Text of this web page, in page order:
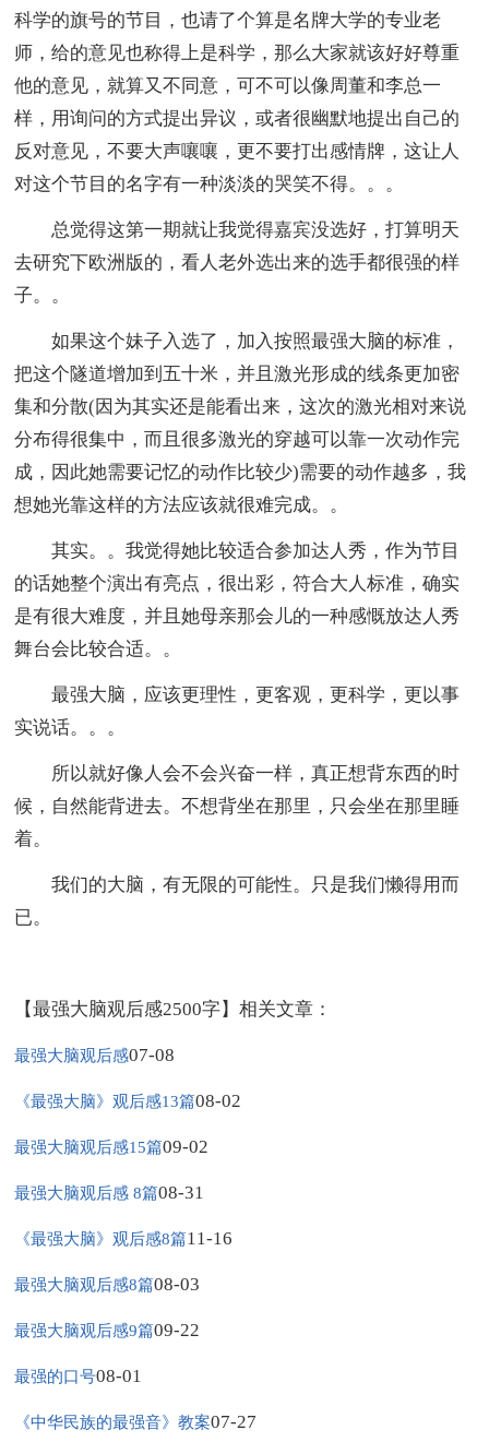
科学的旗号的节目，也请了个算是名牌大学的专业老
师，给的意见也称得上是科学，那么大家就该好好尊重
他的意见，就算又不同意，可不可以像周董和李总一
样，用询问的方式提出异议，或者很幽默地提出自己的
反对意见，不要大声嚷嚷，更不要打出感情牌，这让人
对这个节目的名字有一种淡淡的哭笑不得。。。
总觉得这第一期就让我觉得嘉宾没选好，打算明天
去研究下欧洲版的，看人老外选出来的选手都很强的样
子。。
如果这个妹子入选了，加入按照最强大脑的标准，
把这个隧道增加到五十米，并且激光形成的线条更加密
集和分散(因为其实还是能看出来，这次的激光相对来说
分布得很集中，而且很多激光的穿越可以靠一次动作完
成，因此她需要记忆的动作比较少)需要的动作越多，我
想她光靠这样的方法应该就很难完成。。
其实。。我觉得她比较适合参加达人秀，作为节目
的话她整个演出有亮点，很出彩，符合大人标准，确实
是有很大难度，并且她母亲那会儿的一种感慨放达人秀
舞台会比较合适。。
最强大脑，应该更理性，更客观，更科学，更以事
实说话。。。
所以就好像人会不会兴奋一样，真正想背东西的时
候，自然能背进去。不想背坐在那里，只会坐在那里睡
着。
我们的大脑，有无限的可能性。只是我们懒得用而
已。
【最强大脑观后感2500字】相关文章：
最强大脑观后感07-08
《最强大脑》观后感13篇08-02
最强大脑观后感15篇09-02
最强大脑观后感 8篇08-31
《最强大脑》观后感8篇11-16
最强大脑观后感8篇08-03
最强大脑观后感9篇09-22
最强的口号08-01
《中华民族的最强音》教案07-27